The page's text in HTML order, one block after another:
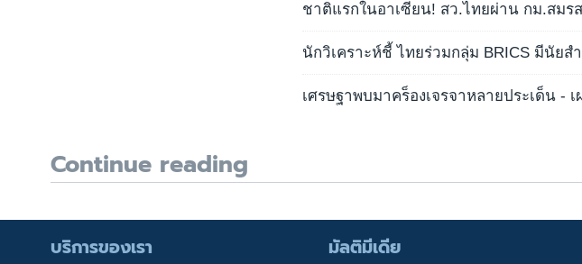
ชาติแรกในอาเซียน! สว.ไทยผ่าน กม.สมรส
นักวิเคราะห์ชี้ ไทยร่วมกลุ่ม BRICS มีนัย
เศรษฐาพบมาคร็องเจรจาหลายประเด็น -
Continue reading
บริการของเรา มัลติมีเดีย